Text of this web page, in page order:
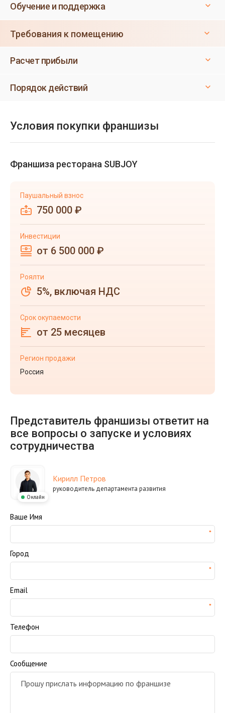
Обучение и поддержка
Требования к помещению
Расчет прибыли
Порядок действий
Условия покупки франшизы
Франшиза ресторана SUBJOY
Паушальный взнос
750 000 ₽
Инвестиции
от 6 500 000 ₽
Роялти
5%, включая НДС
Срок окупаемости
от 25 месяцев
Регион продажи
Россия
Представитель франшизы ответит на
все вопросы о запуске и условиях
сотрудничества
Онлайн
Кирилл Петров
руководитель департамента развития
Ваше Имя
Город
Email
Телефон
Сообщение